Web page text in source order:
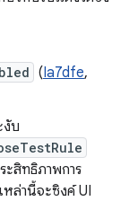
(Ia7dfe,
งับ
ะสิทธิภาพการ
ล่านี้จะซิงค์ UI